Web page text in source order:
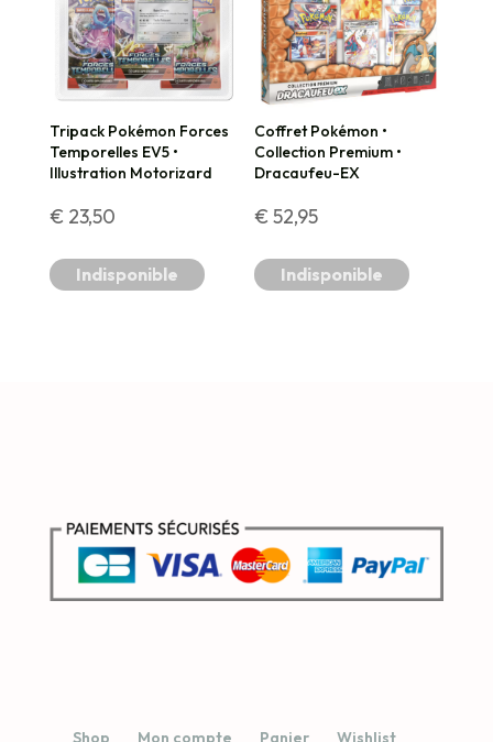
Tripack Pokémon Forces
Temporelles EV5 •
Illustration Motorizard
€ 23,50
Indisponible
Coffret Pokémon •
Collection Premium •
Dracaufeu-EX
€ 52,95
Indisponible
Shop Mon compte Panier Wishlist